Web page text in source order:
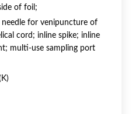
of foil;
needle for venipuncture of
cord; inline spike; inline
multi-use sampling port